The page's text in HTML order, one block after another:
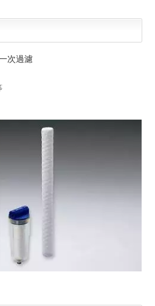
次過濾